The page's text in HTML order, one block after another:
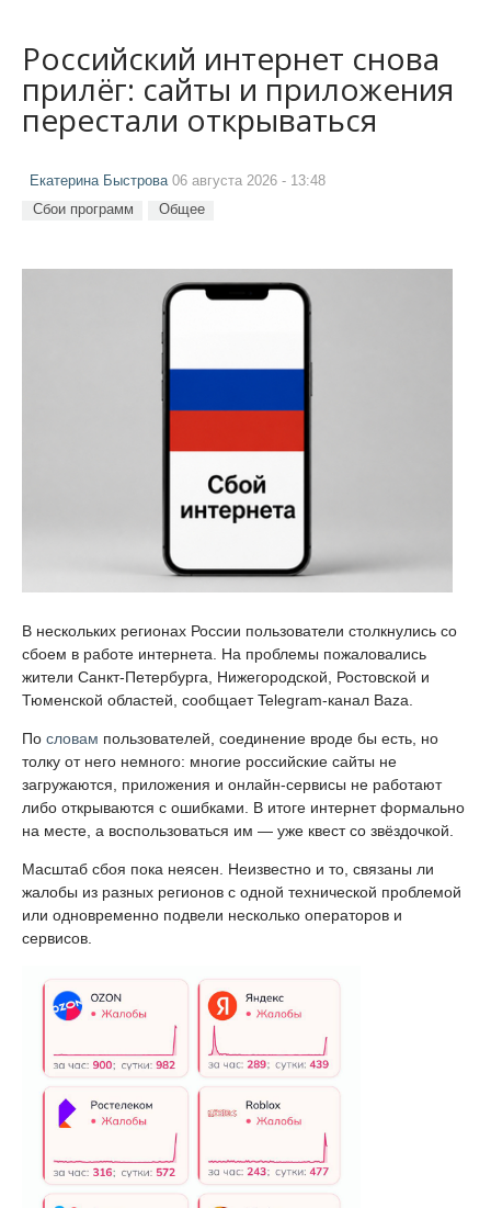
Российский интернет снова
прилёг: сайты и приложения
перестали открываться
Екатерина Быстрова06 августа 2026 - 13:48
Сбои программ Общее
В нескольких регионах России пользователи столкнулись со
сбоем в работе интернета. На проблемы пожаловались
жители Санкт-Петербурга, Нижегородской, Ростовской и
Тюменской областей, сообщает Telegram-канал Baza.
По словам пользователей, соединение вроде бы есть, но
толку от него немного: многие российские сайты не
загружаются, приложения и онлайн-сервисы не работают
либо открываются с ошибками. В итоге интернет формально
на месте, а воспользоваться им — уже квест со звёздочкой.
Масштаб сбоя пока неясен. Неизвестно и то, связаны ли
жалобы из разных регионов с одной технической проблемой
или одновременно подвели несколько операторов и
сервисов.